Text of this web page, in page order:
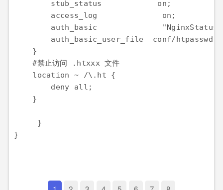
stub_status
on;
access_log
on;
auth_basic
auth_basic_user_file
conf/htpasswd;
}
    #
禁止访问 .htxxx 文件
location
~ /\.ht {
deny
all;
}
}
}